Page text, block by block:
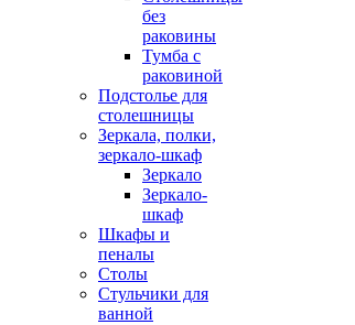
без
раковины
Тумба с
раковиной
Подстолье для
столешницы
Зеркала, полки,
зеркало-шкаф
Зеркало
Зеркало-
шкаф
Шкафы и
пеналы
Столы
Стульчики для
ванной